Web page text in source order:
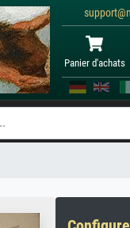
Panier d'achats